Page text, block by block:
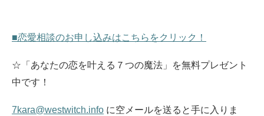
■恋愛相談のお申し込みはこちらをクリック！
☆「あなたの恋を叶える７つの魔法」を無料プレゼント
中です！
7kara@westwitch.info に空メールを送ると手に入りま